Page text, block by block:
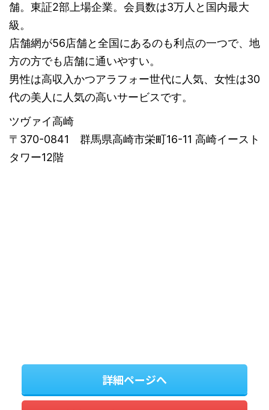
舗。東証2部上場企業。会員数は3万人と国内最大
級。
店舗網が56店舗と全国にあるのも利点の一つで、地
方の方でも店舗に通いやすい。
男性は高収入かつアラフォー世代に人気、女性は30
代の美人に人気の高いサービスです。
ツヴァイ高崎
〒370-0841 群馬県高崎市栄町16-11 高崎イースト
タワー12階
詳細ページへ